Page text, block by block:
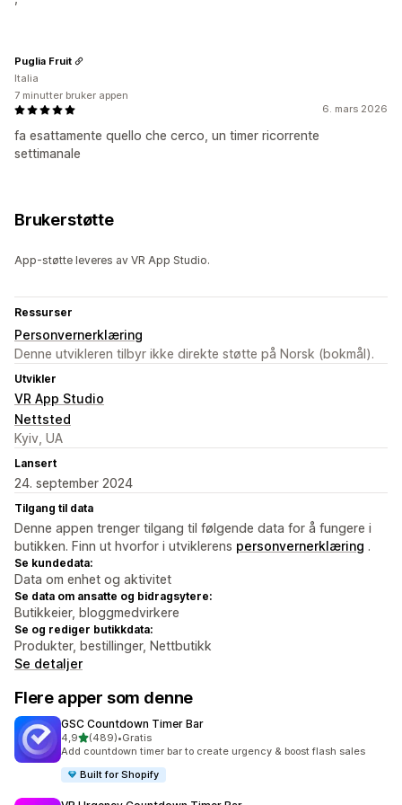
6. mars 2026
fa esattamente quello che cerco, un timer ricorrente
settimanale
Puglia Fruit
Italia
7 minutter bruker appen
Brukerstøtte
App-støtte leveres av VR App Studio.
Ressurser
Personvernerklæring
Denne utvikleren tilbyr ikke direkte støtte på Norsk (bokmål).
Utvikler
VR App Studio
Nettsted
Kyiv, UA
Lansert
24. september 2024
Tilgang til data
Denne appen trenger tilgang til følgende data for å fungere i
butikken. Finn ut hvorfor i utviklerens personvernerklæring .
Se kundedata:
Data om enhet og aktivitet
Se data om ansatte og bidragsytere:
Butikkeier, bloggmedvirkere
Se og rediger butikkdata:
Produkter, bestillinger, Nettbutikk
Se detaljer
Flere apper som denne
GSC Countdown Timer Bar
4,9av 5 stjerner
(489)
Totalt 489 omtaler
•Gratis
Add countdown timer bar to create urgency & boost flash sales
Built for Shopify